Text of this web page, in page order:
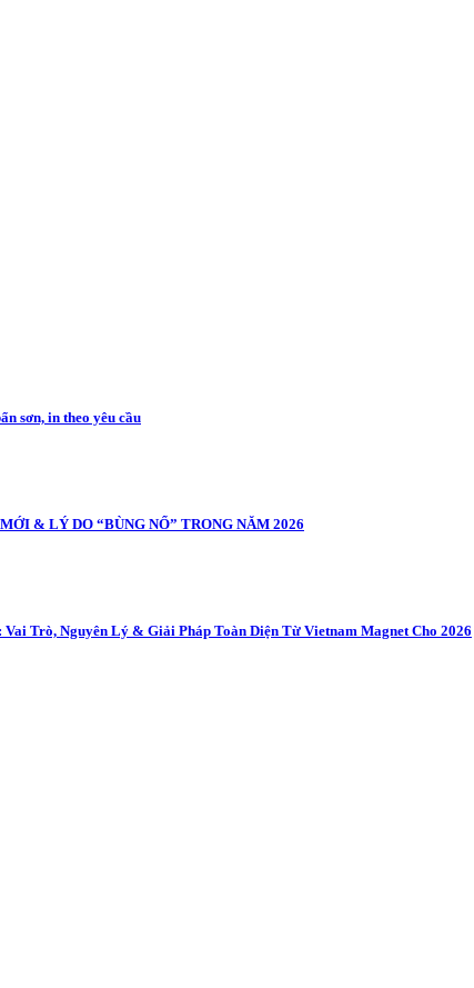
sơn, in theo yêu cầu
& LÝ DO “BÙNG NỔ” TRONG NĂM 2026
Trò, Nguyên Lý & Giải Pháp Toàn Diện Từ Vietnam Magnet Cho 2026